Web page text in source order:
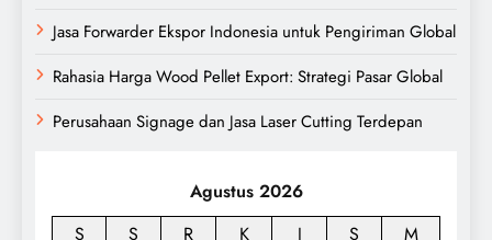
Jasa Forwarder Ekspor Indonesia untuk Pengiriman Global
Rahasia Harga Wood Pellet Export: Strategi Pasar Global
Perusahaan Signage dan Jasa Laser Cutting Terdepan
Agustus 2026
S
S R K J S
M